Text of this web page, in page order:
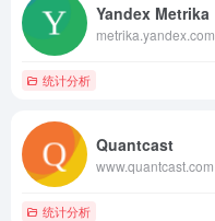
Yandex Metrika
metrika.yandex.com
统计分析
Quantcast
www.quantcast.com
统计分析